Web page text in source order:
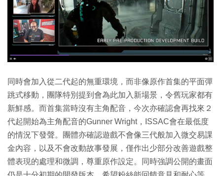
同時會加入從二代起的無重環境，而非像原作首集的平面彈
跳式移動，團隊特別提到會為此加入新場景，令舊玩家都有
新鮮感。而首集當時沒有主角配音，今次亦確認會再找來２
代起開始為主角配音的Gunner Wright，ISSAC會在最低度
的情況下發聲。團體亦確認遊戲不會像三代般加入微交易課
金內容，以及不會改動故事發展，僅作出少部分改善遊戲整
體表現的處理和微調，尊重原作設定。同時強調公開的畫面